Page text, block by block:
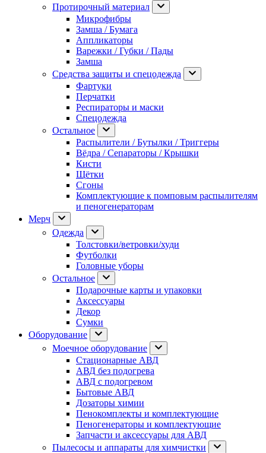
Протирочный материал
Микрофибры
Замша / Бумага
Аппликаторы
Варежки / Губки / Пады
Замша
Средства защиты и спецодежда
Фартуки
Перчатки
Респираторы и маски
Спецодежда
Остальное
Распылители / Бутылки / Триггеры
Вёдра / Сепараторы / Крышки
Кисти
Щётки
Сгоны
Комплектующие к помповым распылителям
и пеногенераторам
Мерч
Одежда
Толстовки/ветровки/худи
Футболки
Головные уборы
Остальное
Подарочные карты и упаковки
Аксессуары
Декор
Сумки
Оборудование
Моечное оборудование
Стационарные АВД
АВД без подогрева
АВД с подогревом
Бытовые АВД
Дозаторы химии
Пенокомплекты и комплектующие
Пеногенераторы и комплектующие
Запчасти и аксессуары для АВД
Пылесосы и аппараты для химчистки